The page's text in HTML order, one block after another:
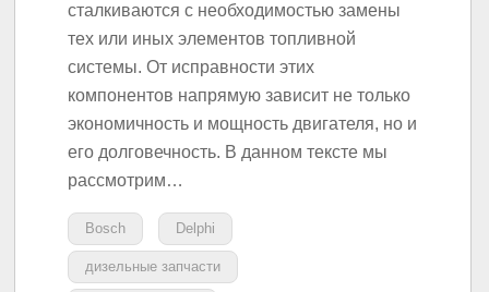
сталкиваются с необходимостью замены
тех или иных элементов топливной
системы. От исправности этих
компонентов напрямую зависит не только
экономичность и мощность двигателя, но и
его долговечность. В данном тексте мы
рассмотрим…
Bosch Delphi
дизельные запчасти